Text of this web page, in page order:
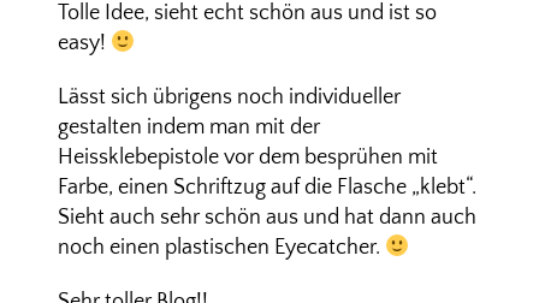
Tolle Idee, sieht echt schön aus und ist so
easy!
Lässt sich übrigens noch individueller
gestalten indem man mit der
Heissklebepistole vor dem besprühen mit
Farbe, einen Schriftzug auf die Flasche „klebt“.
Sieht auch sehr schön aus und hat dann auch
noch einen plastischen Eyecatcher.